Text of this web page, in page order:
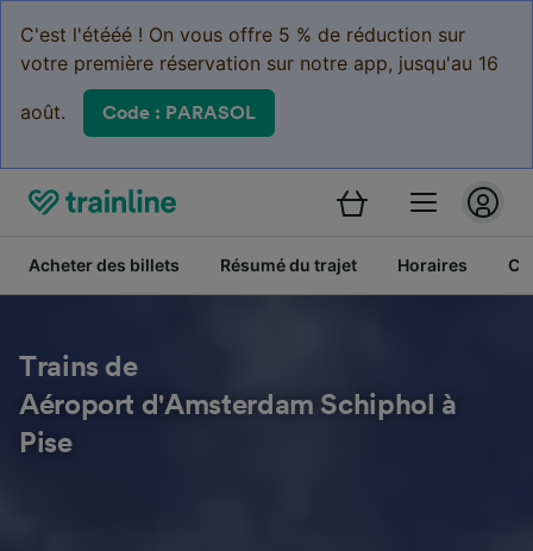
C'est l'étééé ! On vous offre 5 % de réduction sur
votre première réservation sur notre app, jusqu'au 16
août. Code : PARASOL
Acheter des billets Résumé du trajet Horaires
Trains de
Aéroport d'Amsterdam Schiphol à
Pise